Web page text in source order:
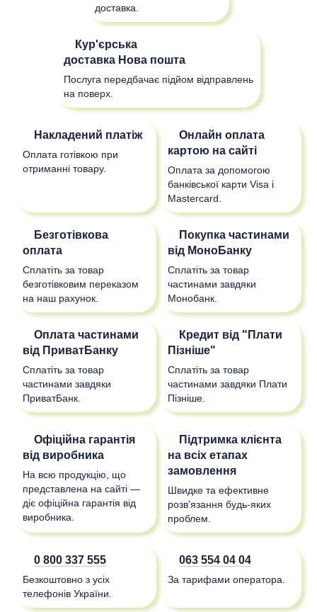
доставка.
Кур'єрська
доставка Нова пошта
Послуга передбачає підйом відправлень
на поверх.
Накладений платіж
Оплата готівкою при
отриманні товару.
Онлайн оплата
картою на сайті
Оплата за допомогою
банківської карти Visa і
Mastercard.
Безготівкова
оплата
Сплатіть за товар
безготівковим переказом
на наш рахунок.
Покупка частинами
від МоноБанку
Сплатіть за товар
частинами завдяки
Монобанк.
Оплата частинами
від ПриватБанку
Сплатіть за товар
частинами завдяки
ПриватБанк.
Кредит від "Плати
Пізніше"
Сплатіть за товар
частинами завдяки Плати
Пізніше.
Офіційна гарантія
від виробника
На всю продукцію, що
представлена на сайті —
діє офіційна гарантія від
виробника.
Підтримка клієнта
на всіх етапах
замовлення
Швидке та ефективне
розв'язання будь-яких
проблем.
0 800 337 555
Безкоштовно з усіх
телефонів України.
063 554 04 04
За тарифами оператора.